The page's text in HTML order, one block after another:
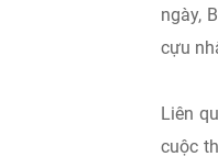
ngày,
cựu
Liên
cuộc